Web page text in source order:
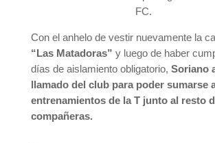
FC.
Con el anhelo de vestir nuevamente la
“Las Matadoras” y luego de haber
días de aislamiento obligatorio, Soriano
llamado del club para poder sumarse
entrenamientos de la T junto al resto
compañeras.